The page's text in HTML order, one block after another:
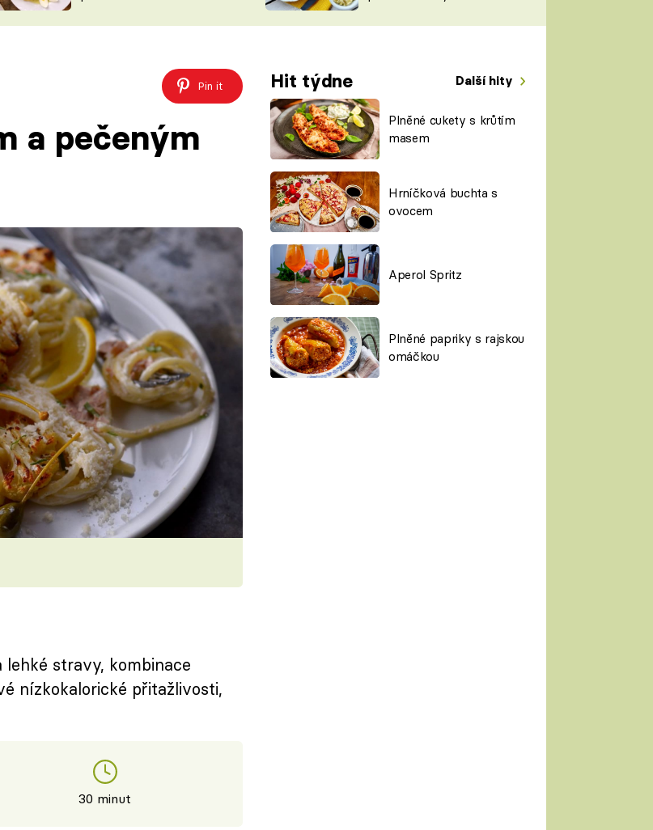
VYCHYTÁVKY
ŠÉFREDAKTORKY
ČASOPIS
Pin it Hit týdne Další hity
Plněné cukety s krůtím
masem
Hrníčková buchta s
ovocem
Aperol Spritz
Plněné papriky s rajskou
omáčkou
a pečeným
stravy, kombinace
nízkokalorické přitažlivosti,
30 minut